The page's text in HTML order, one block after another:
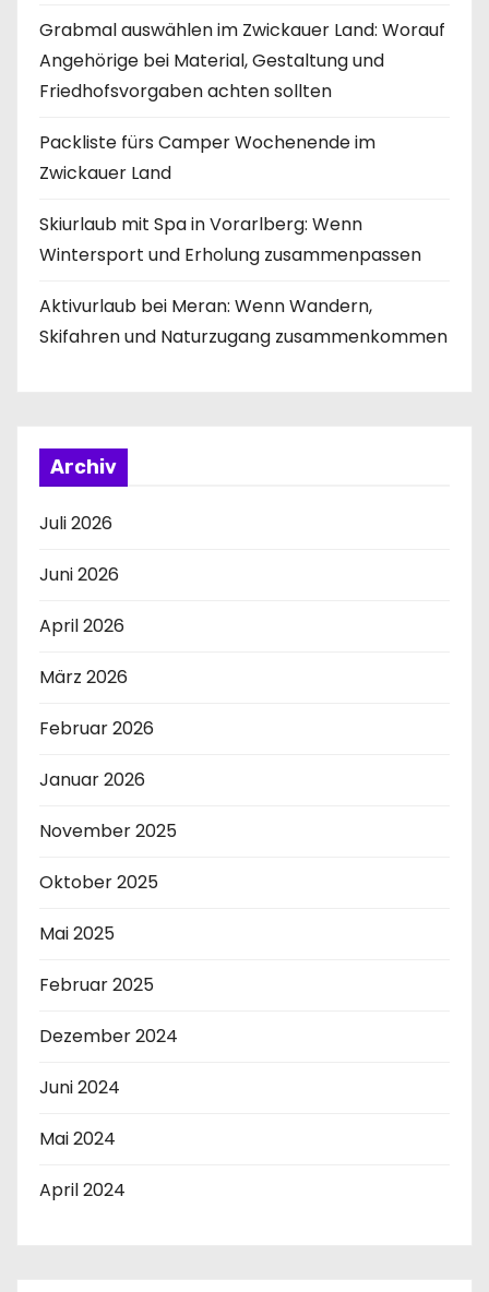
Grabmal auswählen im Zwickauer Land: Worauf
Angehörige bei Material, Gestaltung und
Friedhofsvorgaben achten sollten
Packliste fürs Camper Wochenende im
Zwickauer Land
Skiurlaub mit Spa in Vorarlberg: Wenn
Wintersport und Erholung zusammenpassen
Aktivurlaub bei Meran: Wenn Wandern,
Skifahren und Naturzugang zusammenkommen
Archiv
Juli 2026
Juni 2026
April 2026
März 2026
Februar 2026
Januar 2026
November 2025
Oktober 2025
Mai 2025
Februar 2025
Dezember 2024
Juni 2024
Mai 2024
April 2024